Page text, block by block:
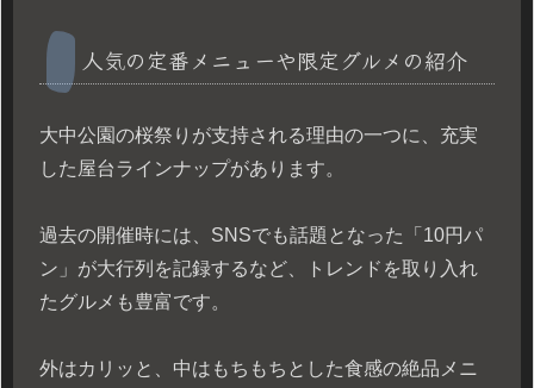
人気の定番メニューや限定グルメの紹介
大中公園の桜祭りが支持される理由の一つに、充実
した屋台ラインナップがあります。
過去の開催時には、SNSでも話題となった「10円パ
ン」が大行列を記録するなど、トレンドを取り入れ
たグルメも豊富です。
外はカリッと、中はもちもちとした食感の絶品メニ